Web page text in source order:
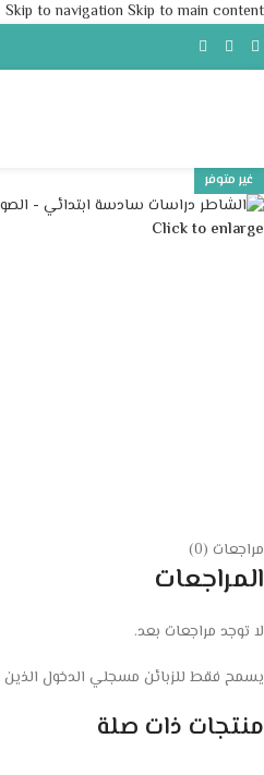
Skip to navigation Skip to main content
غير متوفر
Click to enlarge
مراجعات (0)
المراجعات
لا توجد مراجعات بعد.
يسمح فقط للزبائن مسجلي الدخول الذين
منتجات ذات صلة